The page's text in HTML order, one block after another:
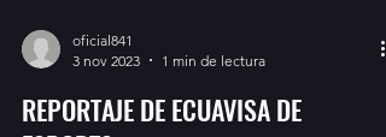
oficial841
3 nov 2023
1 min de lectura